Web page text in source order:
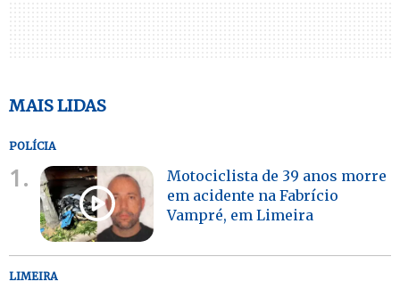
MAIS LIDAS
POLÍCIA
1.
Motociclista de 39 anos morre
em acidente na Fabrício
Vampré, em Limeira
LIMEIRA